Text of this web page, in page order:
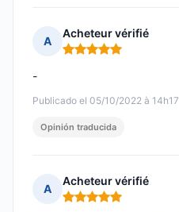
A
Acheteur vérifié
Nota: 5 de 5
Publicado el 05/10/2022 à 14h17
-
Opinión traducida
A
Acheteur vérifié
Nota: 5 de 5